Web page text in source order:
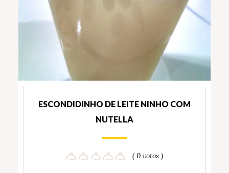
ESCONDIDINHO DE LEITE NINHO COM
NUTELLA
( 0 votos )